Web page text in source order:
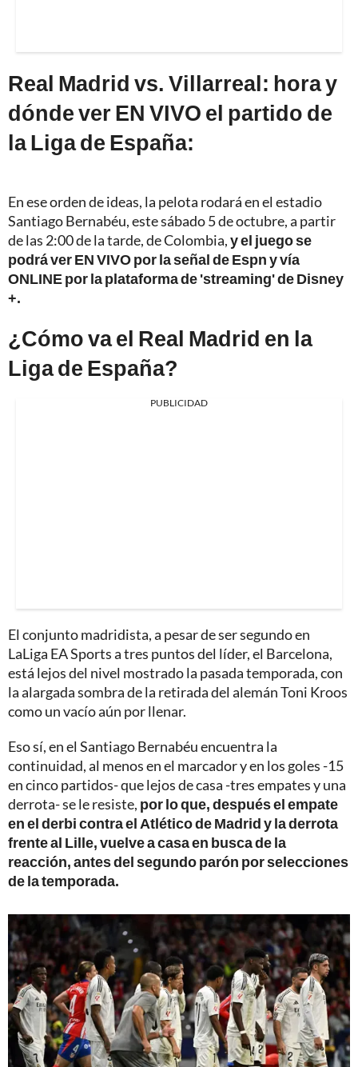
Real Madrid vs. Villarreal: hora y
dónde ver EN VIVO el partido de
la Liga de España:
En ese orden de ideas, la pelota rodará en el estadio
Santiago Bernabéu, este sábado 5 de octubre, a partir
de las 2:00 de la tarde, de Colombia,y el juego se
podrá ver EN VIVO por la señal de Espn y vía
ONLINE por la plataforma de 'streaming' de Disney
+.
¿Cómo va el Real Madrid en la
Liga de España?
PUBLICIDAD
El conjunto madridista, a pesar de ser segundo en
LaLiga EA Sports a tres puntos del líder, el Barcelona,
está lejos del nivel mostrado la pasada temporada, con
la alargada sombra de la retirada del alemán Toni Kroos
como un vacío aún por llenar.
Eso sí, en el Santiago Bernabéu encuentra la
continuidad, al menos en el marcador y en los goles -15
en cinco partidos- que lejos de casa -tres empates y una
derrota- se le resiste, por lo que, después el empate
en el derbi contra el Atlético de Madrid y la derrota
frente al Lille, vuelve a casa en busca de la
reacción, antes del segundo parón por selecciones
de la temporada.